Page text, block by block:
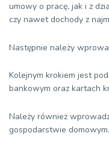
umowy o pracę, jak i z
czy nawet dochody z
Następnie należy
Kolejnym krokiem jest
bankowym oraz kartach
Należy również
gospodarstwie domowym.